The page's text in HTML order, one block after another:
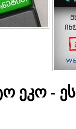
ეკო - ეს